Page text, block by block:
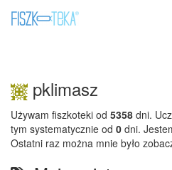
pklimasz
Używam fiszkoteki od 5358 dni.
tym systematycznie od 0 dni.
Ostatni raz można mnie było